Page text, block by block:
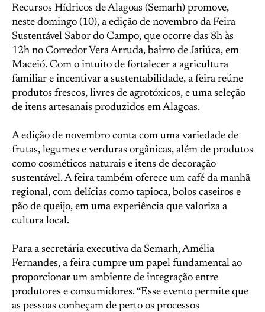
Recursos Hídricos de Alagoas (Semarh) promove,
neste domingo (10), a edição de novembro da Feira
Sustentável Sabor do Campo, que ocorre das 8h às
12h no Corredor Vera Arruda, bairro de Jatiúca, em
Maceió. Com o intuito de fortalecer a agricultura
familiar e incentivar a sustentabilidade, a feira reúne
produtos frescos, livres de agrotóxicos, e uma seleção
de itens artesanais produzidos em Alagoas.
A edição de novembro conta com uma variedade de
frutas, legumes e verduras orgânicas, além de produtos
como cosméticos naturais e itens de decoração
sustentável. A feira também oferece um café da manhã
regional, com delícias como tapioca, bolos caseiros e
pão de queijo, em uma experiência que valoriza a
cultura local.
Para a secretária executiva da Semarh, Amélia
Fernandes, a feira cumpre um papel fundamental ao
proporcionar um ambiente de integração entre
produtores e consumidores. “Esse evento permite que
as pessoas conheçam de perto os processos